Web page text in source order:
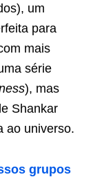
um
para
mais
série
), mas
Shankar
ao universo.
grupos